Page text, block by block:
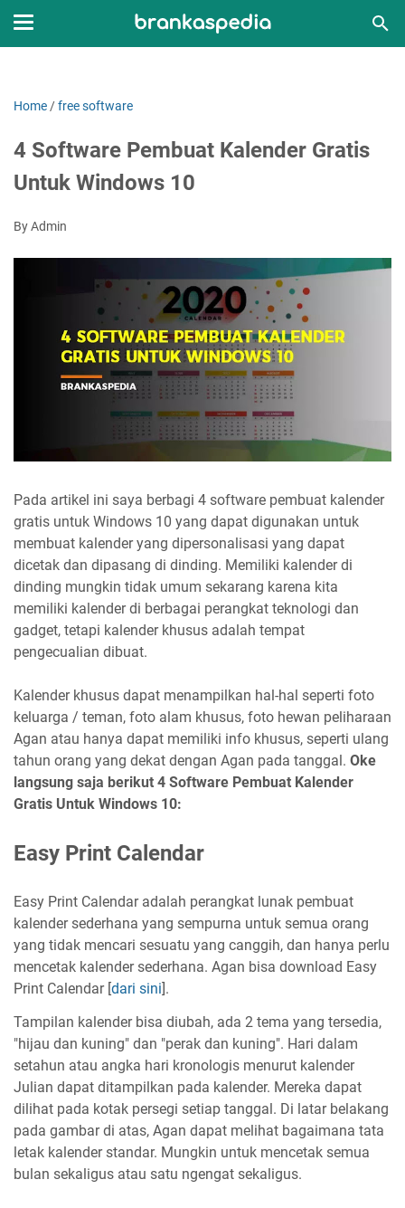
Home /free software
4 Software Pembuat Kalender Gratis
Untuk Windows 10
By Admin
Pada artikel ini saya berbagi 4 software pembuat kalender
gratis untuk Windows 10 yang dapat digunakan untuk
membuat kalender yang dipersonalisasi yang dapat
dicetak dan dipasang di dinding. Memiliki kalender di
dinding mungkin tidak umum sekarang karena kita
memiliki kalender di berbagai perangkat teknologi dan
gadget, tetapi kalender khusus adalah tempat
pengecualian dibuat.
Kalender khusus dapat menampilkan hal-hal seperti foto
keluarga / teman, foto alam khusus, foto hewan peliharaan
Agan atau hanya dapat memiliki info khusus, seperti ulang
tahun orang yang dekat dengan Agan pada tanggal. Oke
langsung saja berikut 4 Software Pembuat Kalender
Gratis Untuk Windows 10:
Easy Print Calendar
Easy Print Calendar adalah perangkat lunak pembuat
kalender sederhana yang sempurna untuk semua orang
yang tidak mencari sesuatu yang canggih, dan hanya perlu
mencetak kalender sederhana. Agan bisa download Easy
Print Calendar [dari sini].
Tampilan kalender bisa diubah, ada 2 tema yang tersedia,
"hijau dan kuning" dan "perak dan kuning". Hari dalam
setahun atau angka hari kronologis menurut kalender
Julian dapat ditampilkan pada kalender. Mereka dapat
dilihat pada kotak persegi setiap tanggal. Di latar belakang
pada gambar di atas, Agan dapat melihat bagaimana tata
letak kalender standar. Mungkin untuk mencetak semua
bulan sekaligus atau satu ngengat sekaligus.